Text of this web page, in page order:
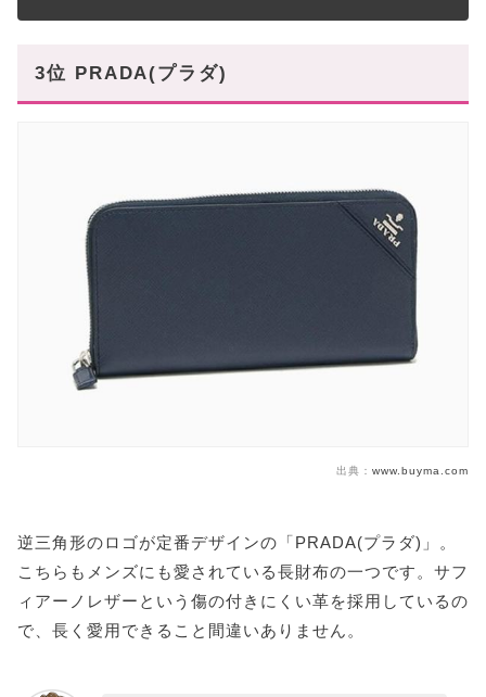
3位 PRADA(プラダ)
出典： www.buyma.com
逆三角形のロゴが定番デザインの「PRADA(プラダ)」。
こちらもメンズにも愛されている長財布の一つです。サフ
ィアーノレザーという傷の付きにくい革を採用しているの
で、長く愛用できること間違いありません。